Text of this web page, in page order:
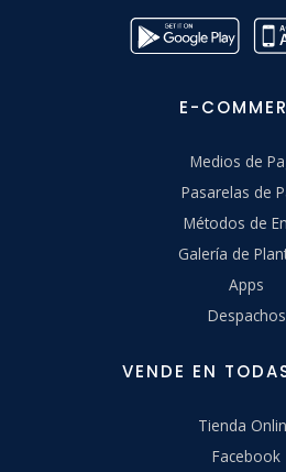
E-
Medios de
Pasarelas de
Métodos de
Galería de
Apps
Despachos
VENDE EN
Tienda
Facebook